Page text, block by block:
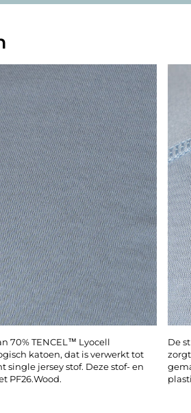
70% TENCEL™ Lyocell
katoen, dat is verwerkt tot
jersey stof. Deze stof- en
PF26.Wood.
De